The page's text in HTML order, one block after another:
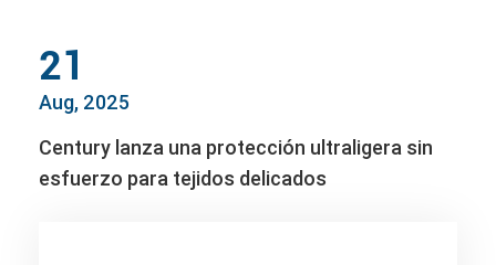
21
Aug, 2025
Century lanza una protección ultraligera sin
esfuerzo para tejidos delicados